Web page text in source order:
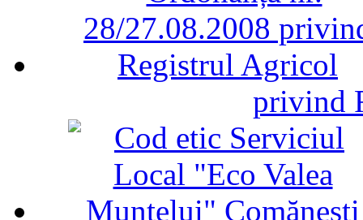
privind